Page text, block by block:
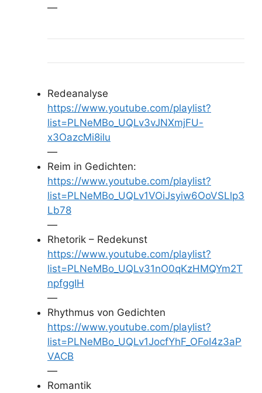
—
Redeanalyse
https://www.youtube.com/playlist?
list=PLNeMBo_UQLv3vJNXmjFU-
x3OazcMi8ilu
—
Reim in Gedichten:
https://www.youtube.com/playlist?
list=PLNeMBo_UQLv1VOiJsyiw6OoVSLlp3
Lb78
—
Rhetorik – Redekunst
https://www.youtube.com/playlist?
list=PLNeMBo_UQLv31nO0qKzHMQYm2T
npfggIH
—
Rhythmus von Gedichten
https://www.youtube.com/playlist?
list=PLNeMBo_UQLv1JocfYhF_OFoI4z3aP
VACB
—
Romantik